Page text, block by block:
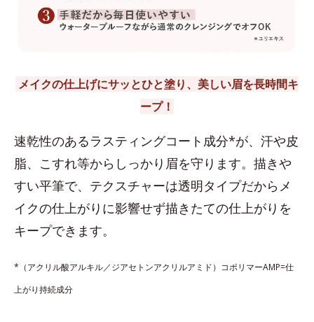
メイクの仕上げにサッとひと塗り、美しい眉を長時間キ
ープ！
速乾性のあるラスティングコート成分*が、汗や皮
脂、こすれ等からしっかり眉を守ります。描きや
すい平筆で、テクスチャーは透明タイプだからメ
イクの仕上がりに影響せず描きたての仕上がりを
キープできます。
*（アクリル酸アルキル／ジアセトンアクリルアミド）コポリマーAMP=仕
上がり持続成分